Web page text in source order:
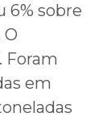
6% sobre
O
Foram
em